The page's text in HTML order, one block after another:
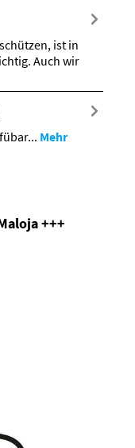
ist in
Auch wir
Mehr
+++